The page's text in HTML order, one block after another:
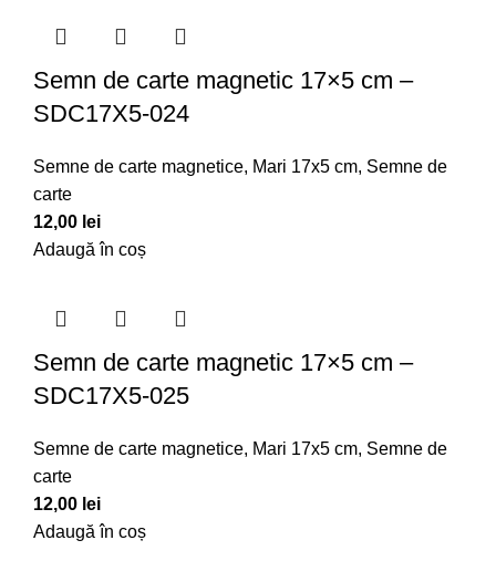
Semn de carte magnetic 17×5 cm –
SDC17X5-024
Semne de carte magnetice, Mari 17x5 cm, Semne de
carte
12,00 lei
Adaugă în coș
Semn de carte magnetic 17×5 cm –
SDC17X5-025
Semne de carte magnetice, Mari 17x5 cm, Semne de
carte
12,00 lei
Adaugă în coș